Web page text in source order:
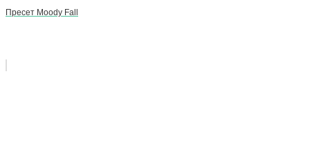
Пресет Moody Fall